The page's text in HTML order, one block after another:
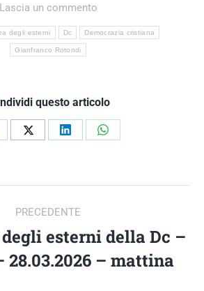
Lascia un commento
degli esterni Dc Democrazia cristiana
Gianfranco Rotondi
questo articolo
CondividiCondividiCondividi
PRECEDENTE
Post
precedente:
esterni della Dc –
– mattina